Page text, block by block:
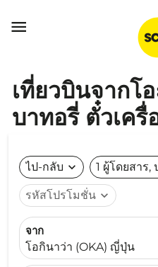

เที่ยวบินจากโ
บาทอรี่ ตั๋วเค
ไป-กลับ expand_more 1 ผู้โดยสาร,
รหัสโปรโมชั่น expand_more
จาก
โอกินาว่า (OKA) ญี่ปุ่น